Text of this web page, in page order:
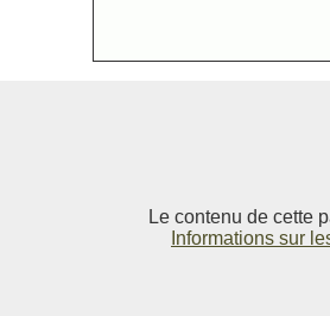
Le contenu de cette
Informations sur